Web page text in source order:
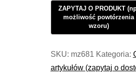
SKU: mz681 Kategoria:
artykułów (zapytaj o